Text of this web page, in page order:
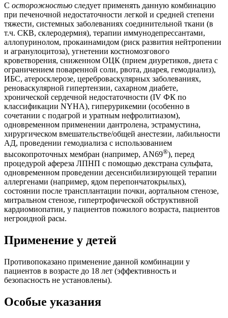
С осторожностью следует применять данную комбинацию
при печеночной недостаточности легкой и средней степени
тяжести, системных заболеваниях соединительной ткани (в
т.ч. СКВ, склеродермия), терапии иммунодепрессантами,
аллопуринолом, прокаинамидом (риск развития нейтропении
и агранулоцитоза), угнетении костномозгового
кроветворения, сниженном ОЦК (прием диуретиков, диета с
ограничением поваренной соли, рвота, диарея, гемодиализ),
ИБС, атеросклерозе, цереброваскулярных заболеваниях,
реноваскулярной гипертензии, сахарном диабете,
хронической сердечной недостаточности (IV ФК по
классификации NYHA), гиперурикемии (особенно в
сочетании с подагрой и уратным нефролитиазом),
одновременном применении дантролена, эстрамустина,
хирургическом вмешательстве/общей анестезии, лабильности
АД, проведении гемодиализа с использованием
высокопроточных мембран (например, AN69®), перед
процедурой афереза ЛПНП с помощью декстрана сульфата,
одновременном проведении десенсибилизирующей терапии
аллергенами (например, ядом перепончатокрылых),
состоянии после трансплантации почки, аортальном стенозе,
митральном стенозе, гипертрофической обструктивной
кардиомиопатии, у пациентов пожилого возраста, пациентов
негроидной расы.
Применение у детей
Противопоказано применение данной комбинации у
пациентов в возрасте до 18 лет (эффективность и
безопасность не установлены).
Особые указания